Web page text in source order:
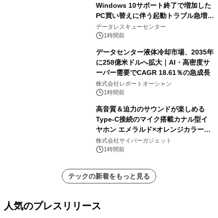
Windows 10サポート終了で増加した
PC買い替えに伴う起動トラブル急増を
受け、 「PCが起動しない原因と対処
法」を初心者向けに公開
データレスキューセンター
1時間前
データセンター液体冷却市場、2035年
に258億米ドルへ拡大｜AI・高密度サ
ーバー需要でCAGR 18.61％の急成長
株式会社レポートオーシャン
1時間前
高音質＆迫力のサウンドが楽しめる
Type-C接続のマイク搭載カナル型イ
ヤホン エメラルド×オレンジカラーが
新登場！
株式会社サイバーガジェット
1時間前
テックの新着をもっと見る
人気のプレスリリース